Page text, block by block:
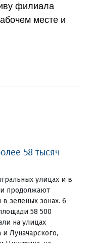
филиала
месте и
58 тысяч
улицах и в
продолжают
зеленых зонах. 6
58 500
на улицах
Луначарского,